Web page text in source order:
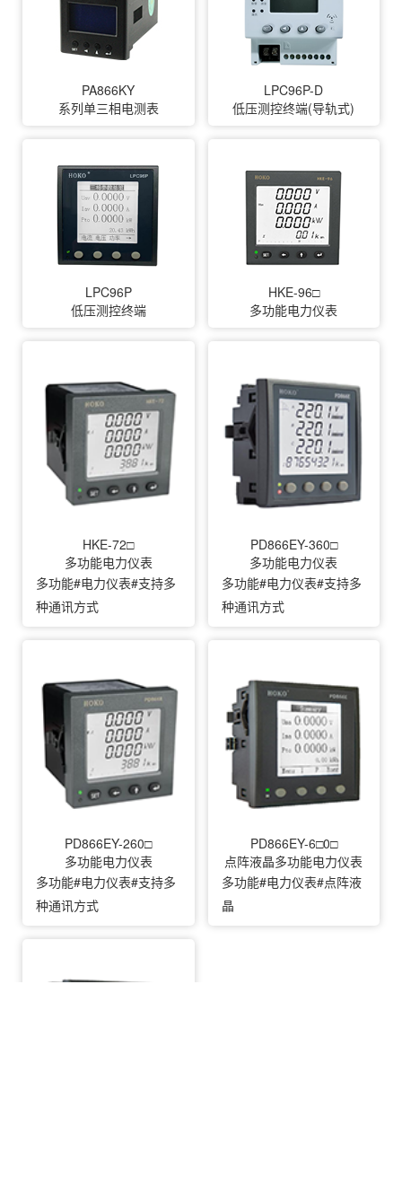
PA866KY
系列单三相电测表
LPC96P-D
低压测控终端(导轨式)
LPC96P
低压测控终端
HKE-96□
多功能电力仪表
HKE-72□
多功能电力仪表
多功能#电力仪表#支持多
种通讯方式
PD866EY-360□
多功能电力仪表
多功能#电力仪表#支持多
种通讯方式
PD866EY-260□
多功能电力仪表
多功能#电力仪表#支持多
种通讯方式
PD866EY-6□0□
点阵液晶多功能电力仪表
多功能#电力仪表#点阵液
晶